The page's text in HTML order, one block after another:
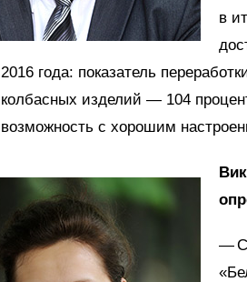
в
2016 года: показатель
колбасных изделий — 104
возможность с хорошим
—